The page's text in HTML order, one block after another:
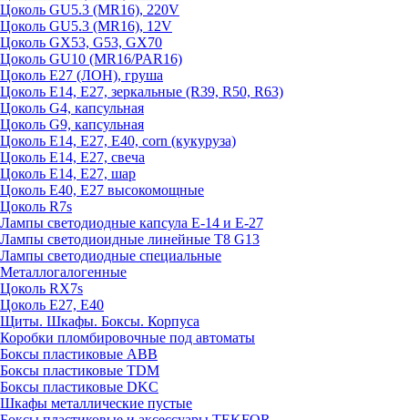
Цоколь GU5.3 (MR16), 220V
Цоколь GU5.3 (MR16), 12V
Цоколь GX53, G53, GX70
Цоколь GU10 (MR16/PAR16)
Цоколь Е27 (ЛОН), груша
Цоколь Е14, Е27, зеркальные (R39, R50, R63)
Цоколь G4, капсульная
Цоколь G9, капсульная
Цоколь Е14, Е27, Е40, corn (кукуруза)
Цоколь Е14, Е27, свеча
Цоколь Е14, Е27, шар
Цоколь Е40, Е27 высокомощные
Цоколь R7s
Лампы светодиодные капсула Е-14 и Е-27
Лампы светодиоидные линейные T8 G13
Лампы светодиодные специальные
Металлогалогенные
Цоколь RX7s
Цоколь Е27, E40
Щиты. Шкафы. Боксы. Корпуса
Коробки пломбировочные под автоматы
Боксы пластиковые ABB
Боксы пластиковые TDM
Боксы пластиковые DKC
Шкафы металлические пустые